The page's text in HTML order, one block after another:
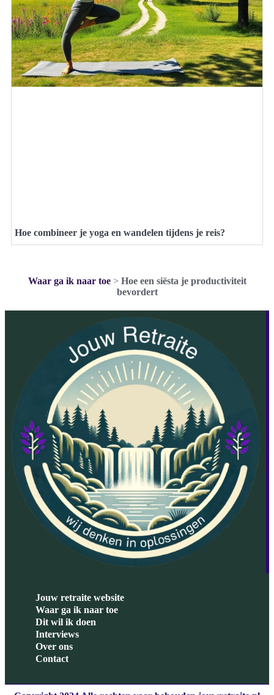
Hoe combineer je yoga en wandelen tijdens je reis?
Waar ga ik naar toe> Hoe een siësta je productiviteit
bevordert
Jouw retraite website
Waar ga ik naar toe
Dit wil ik doen
Interviews
Over ons
Contact